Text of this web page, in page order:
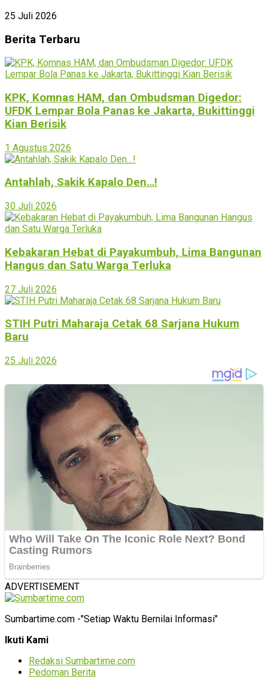
25 Juli 2026
Berita Terbaru
KPK, Komnas HAM, dan Ombudsman Digedor:
UFDK Lempar Bola Panas ke Jakarta, Bukittinggi
Kian Berisik
1 Agustus 2026
Antahlah, Sakik Kapalo Den…!
30 Juli 2026
Kebakaran Hebat di Payakumbuh, Lima Bangunan
Hangus dan Satu Warga Terluka
27 Juli 2026
STIH Putri Maharaja Cetak 68 Sarjana Hukum
Baru
25 Juli 2026
ADVERTISEMENT
Sumbartime.com -"Setiap Waktu Bernilai Informasi"
Ikuti Kami
Redaksi Sumbartime.com
Pedoman Berita